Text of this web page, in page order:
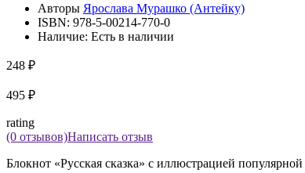
Авторы Ярослава Мурашко (Антейку)
ISBN: 978-5-00214-770-0
Наличие: Есть в наличии
248 ₽
495 ₽
rating
(0 отзывов)Написать отзыв
Блокнот «Русская сказка» с иллюстрацией